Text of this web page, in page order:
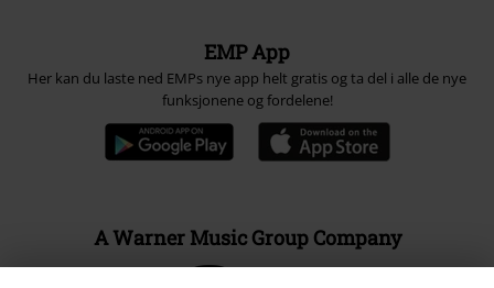
EMP App
Her kan du laste ned EMPs nye app helt gratis og ta del i alle de nye
funksjonene og fordelene!
A Warner Music Group Company